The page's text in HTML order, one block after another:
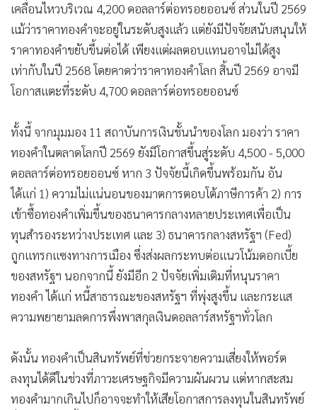
เคลื่อนไหวบริเวณ 4,200 ดอลลาร์ต่อทรอยออนซ์ ส่วนในปี 2569
แม้ว่าราคาทองคำจะอยู่ในระดับสูงแล้ว แต่ยังมีปัจจัยสนับสนุนให้
ราคาทองคำขยับขึ้นต่อได้ เพียงแต่ผลตอบแทนอาจไม่ได้สูง
เท่ากับในปี 2568 โดยคาดว่าราคาทองคำโลก สิ้นปี 2569 อาจมี
โอกาสแตะที่ระดับ 4,700 ดอลลาร์ต่อทรอยออนซ์
ทั้งนี้ จากมุมมอง 11 สถาบันการเงินชั้นนำของโลก มองว่า ราคา
ทองคำในตลาดโลกปี 2569 ยังมีโอกาสขึ้นสู่ระดับ 4,500 - 5,000
ดอลลาร์ต่อทรอยออนซ์ หาก 3 ปัจจัยนี้เกิดขึ้นพร้อมกัน อัน
ได้แก่ 1) ความไม่แน่นอนของมาตการตอบโต้ภาษีการค้า 2) การ
เข้าซื้อทองคำเพิ่มขึ้นของธนาคารกลางหลายประเทศเพื่อเป็น
ทุนสำรองระหว่างประเทศ และ 3) ธนาคารกลางสหรัฐฯ (Fed)
ถูกแทรกแซงทางการเมือง ซึ่งส่งผลกระทบต่อแนวโน้มดอกเบี้ย
ของสหรัฐฯ นอกจากนี้ ยังมีอีก 2 ปัจจัยเพิ่มเติมที่หนุนราคา
ทองคำ ได้แก่ หนี้สาธารณะของสหรัฐฯ ที่พุ่งสูงขึ้น และกระแส
ความพยายามลดการพึ่งพาสกุลเงินดอลลาร์สหรัฐฯทั่วโลก
ดังนั้น ทองคำเป็นสินทรัพย์ที่ช่วยกระจายความเสี่ยงให้พอร์ต
ลงทุนได้ดีในช่วงที่ภาวะเศรษฐกิจมีความผันผวน แต่หากสะสม
ทองคำมากเกินไปก็อาจจะทำให้เสียโอกาสการลงทุนในสินทรัพย์